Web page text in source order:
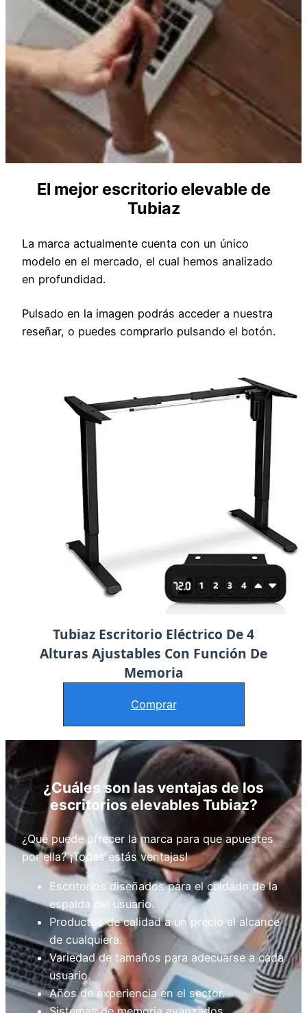
El mejor escritorio elevable de
Tubiaz
La marca actualmente cuenta con un único
modelo en el mercado, el cual hemos analizado
en profundidad.
Pulsado en la imagen podrás acceder a nuestra
reseñar, o puedes comprarlo pulsando el botón.
Tubiaz Escritorio Eléctrico De 4
Alturas Ajustables Con Función De
Memoria
Comprar
¿Cuáles son las ventajas de los
escritorios elevables Tubiaz?
¿Qué puede ofrecer la marca para que apuestes
por ella? ¡Todas estás ventajas!
Escritorios diseñados para el cuidado de la
espalda del usuario.
Productos de calidad a un precio al alcance
de cualquiera.
Variedad de tamaños para adecuarse a cada
usuario.
Años de experiencia en el sector.